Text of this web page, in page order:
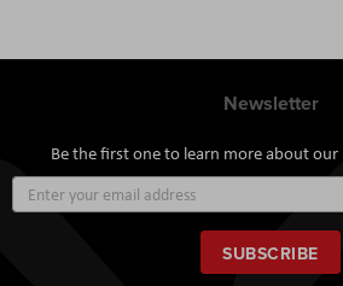
Newsletter
Be the first one to learn more about
Up
for
Our
Newsletter:
SUBSCRIBE